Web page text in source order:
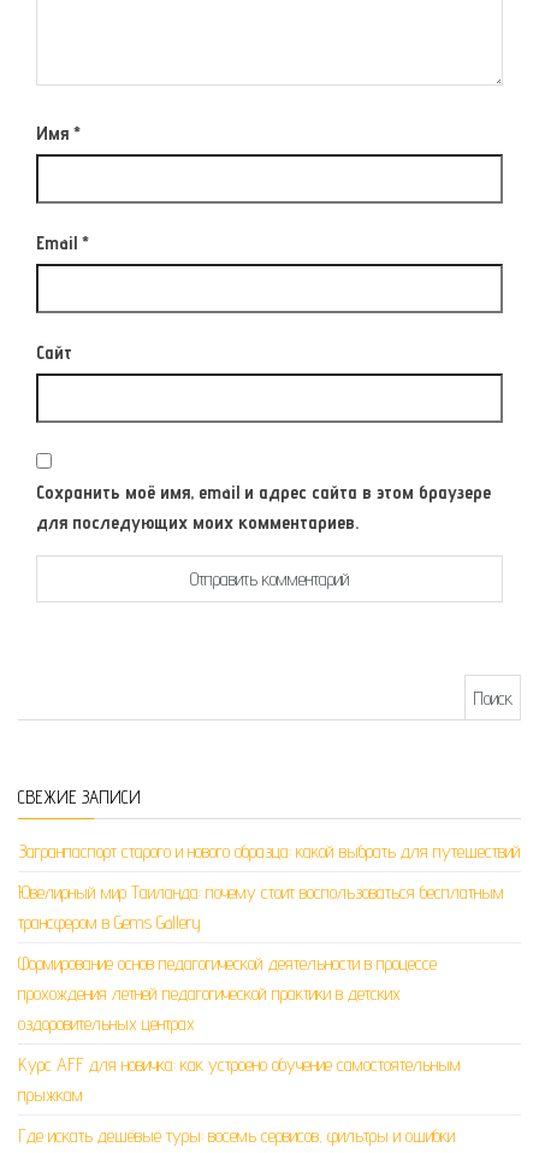
Имя *
Email *
Сайт
Сохранить моё имя, email и адрес сайта в этом браузере
для последующих моих комментариев.
СВЕЖИЕ ЗАПИСИ
Загранпаспорт старого и нового образца: какой выбрать для путешествий
Ювелирный мир Таиланда: почему стоит воспользоваться бесплатным
трансфером в Gems Gallery
Формирование основ педагогической деятельности в процессе
прохождения летней педагогической практики в детских
оздоровительных центрах
Курс AFF для новичка: как устроено обучение самостоятельным
прыжкам
Где искать дешёвые туры: восемь сервисов, фильтры и ошибки